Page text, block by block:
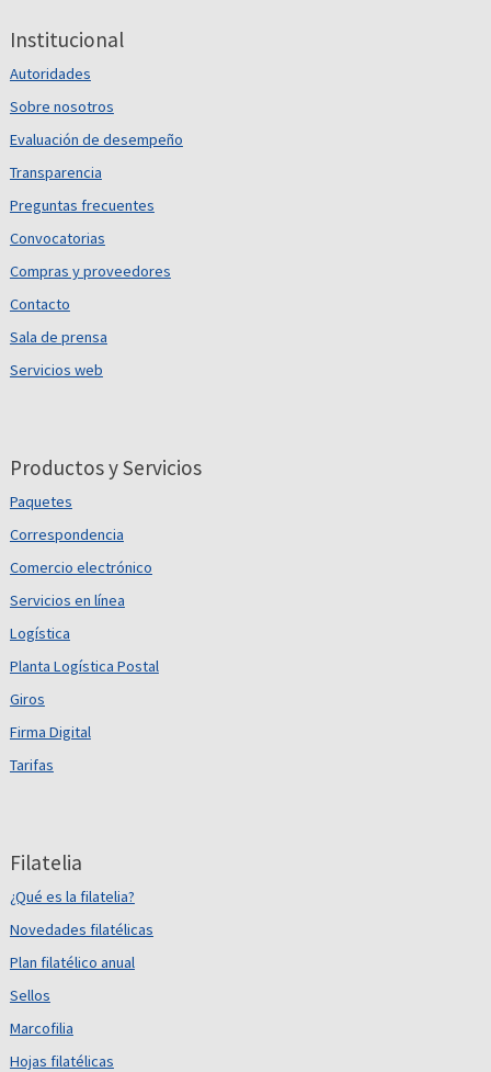
Institucional
Autoridades
Sobre nosotros
Evaluación de desempeño
Transparencia
Preguntas frecuentes
Convocatorias
Compras y proveedores
Contacto
Sala de prensa
Servicios web
Productos y Servicios
Paquetes
Correspondencia
Comercio electrónico
Servicios en línea
Logística
Planta Logística Postal
Giros
Firma Digital
Tarifas
Filatelia
¿Qué es la filatelia?
Novedades filatélicas
Plan filatélico anual
Sellos
Marcofilia
Hojas filatélicas